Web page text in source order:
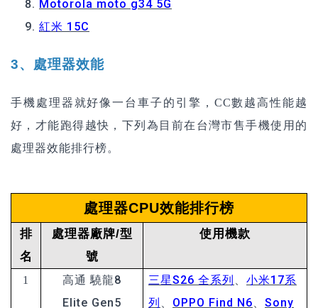
Motorola moto g34 5G
紅米 15C
3、處理器效能
手機處理器就好像一台車子的引擎，CC數越高性能越
好，才能跑得越快，下列為目前在台灣市售手機使用的
處理器效能排行榜。
處理器CPU效能排行榜
排
名
處理器廠牌/型
號
使用機款
1
高通 驍龍8
Elite Gen5
三星S26 全系列
小米17系
列
OPPO Find N6
Sony